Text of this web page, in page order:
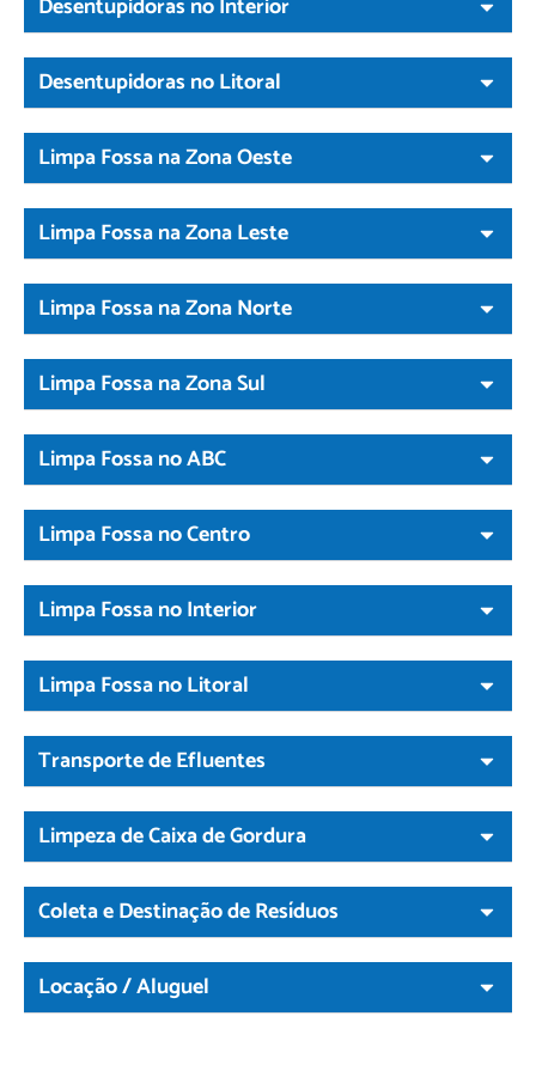
Desentupidoras no Interior
Desentupidoras no Litoral
Limpa Fossa na Zona Oeste
Limpa Fossa na Zona Leste
Limpa Fossa na Zona Norte
Limpa Fossa na Zona Sul
Limpa Fossa no ABC
Limpa Fossa no Centro
Limpa Fossa no Interior
Limpa Fossa no Litoral
Transporte de Efluentes
Limpeza de Caixa de Gordura
Coleta e Destinação de Resíduos
Locação / Aluguel